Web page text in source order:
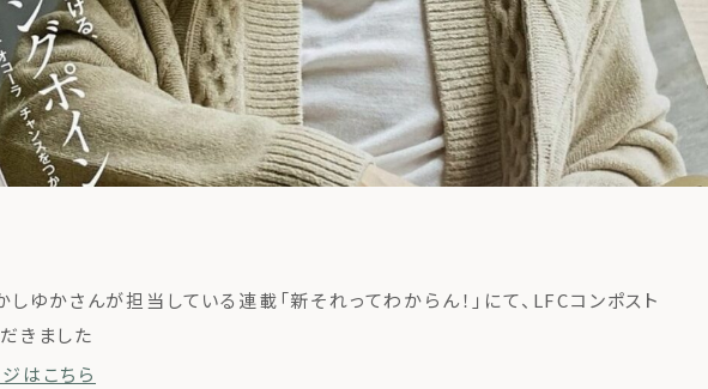
ゆかさんが担当している連載「新それってわからん！」にて、LFCコンポスト
きました
はこちら